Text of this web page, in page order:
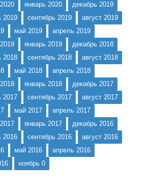
январь 2020
декабрь 2019
2019 сентябрь 2019
август 2019
май 2019
апрель 2019
январь 2019
декабрь 2018
2018 сентябрь 2018
август 2018
май 2018
апрель 2018
январь 2018
декабрь 2017
2017 сентябрь 2017
август 2017
май 2017
апрель 2017
январь 2017
декабрь 2016
2016 сентябрь 2016
август 2016
май 2016
апрель 2016
ноябрь 0